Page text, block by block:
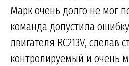
Марк очень долго не мог
команда допустила
двигателя RC213V, сделав
контролируемый и очень